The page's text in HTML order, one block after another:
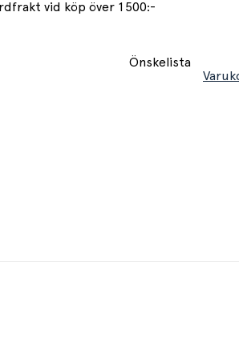
vid köp över 1500:-
Önskelista